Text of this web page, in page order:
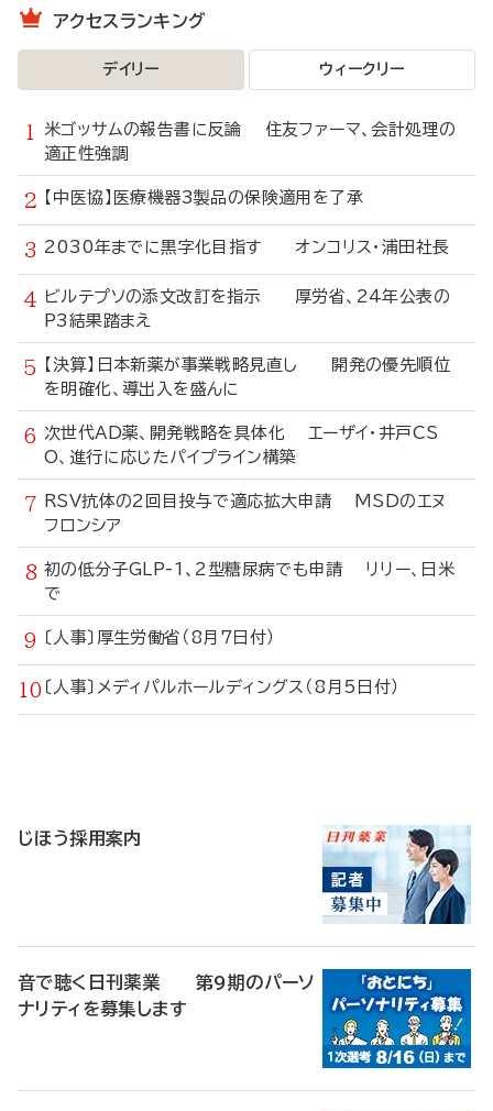
アクセスランキング
デイリー ウィークリー
米ゴッサムの報告書に反論 住友ファーマ、会計処理の
適正性強調
【中医協】医療機器3製品の保険適用を了承
2030年までに黒字化目指す オンコリス・浦田社長
ビルテプソの添文改訂を指示 厚労省、24年公表の
P3結果踏まえ
【決算】日本新薬が事業戦略見直し 開発の優先順位
を明確化、導出入を盛んに
次世代AD薬、開発戦略を具体化 エーザイ・井戸CS
O、進行に応じたパイプライン構築
RSV抗体の2回目投与で適応拡大申請 MSDのエヌ
フロンシア
初の低分子GLP-1、2型糖尿病でも申請 リリー、日米
で
〔人事〕厚生労働省（8月7日付）
〔人事〕メディパルホールディングス（8月5日付）
じほう採用案内
音で聴く日刊薬業 第9期のパーソ
ナリティを募集します